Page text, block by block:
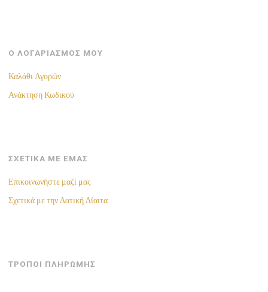
Ο ΛΟΓΑΡΙΑΣΜΟΣ ΜΟΥ
Καλάθι Αγορών
Ανάκτηση Κωδικού
ΣΧΕΤΙΚΑ ΜΕ ΕΜΑΣ
Επικοινωνήστε μαζί μας
Σχετικά με την Δατική Δίαιτα
ΤΡΟΠΟΙ ΠΛΗΡΩΜΗΣ